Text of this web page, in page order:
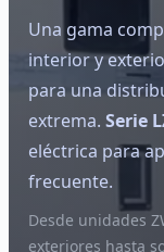
Una gama
interior y
para una
extrema. Serie
eléctrica para
frecuente.
Desde unidades
exteriores hasta